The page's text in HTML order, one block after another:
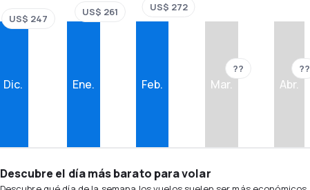
Dic.
US$ 247
Ene.
US$ 261
Feb.
US$ 272
Mar.
??
Abr.
??
Descubre el día más barato para volar